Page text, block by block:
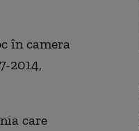
în camera
2014,
care